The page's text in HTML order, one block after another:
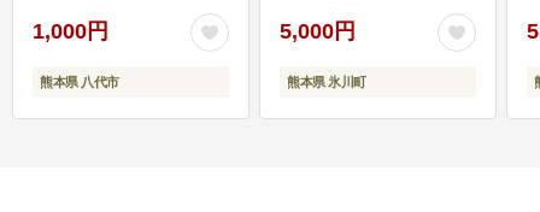
1,000円
熊本県 八代市
5,000円
熊本県 氷川町